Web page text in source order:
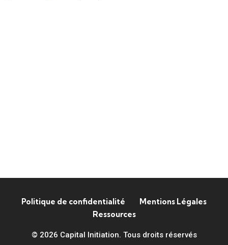
Politique de confidentialité
Mentions Légales
Ressources
© 2026 Capital Initiation. Tous droits réservés